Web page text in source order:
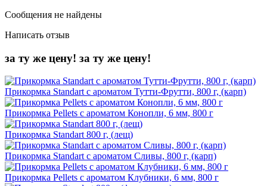
Сообщения не найдены
Написать отзыв
за ту же цену! за ту же цену!
Прикормка Standart с ароматом Тутти-Фрутти, 800 г, (карп)
Прикормка Pellets c ароматом Конопли, 6 мм, 800 г
Прикормка Standart 800 г, (лещ)
Прикормка Standart с ароматом Сливы, 800 г, (карп)
Прикормка Pellets c ароматом Клубники, 6 мм, 800 г